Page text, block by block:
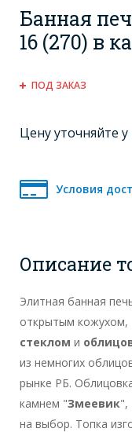
Банная
16 (270) в
ПОД ЗАКАЗ
Цену уточняйте
Условия
Описание
Элитная банная
открытым кожухом,
стеклом и
из немногих
рынке РБ.
камнем "Змеевик",
на выбор. Топка